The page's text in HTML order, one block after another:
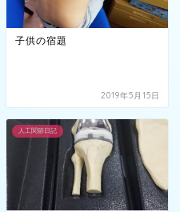
子供の宿題
2019年5月15日
人工関節日記